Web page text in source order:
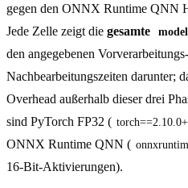
gegen den ONNX Runtime QNN
Jede Zelle zeigt die gesamte
den angegebenen
Nachbearbeitungszeiten darunter;
Overhead außerhalb dieser drei
sind PyTorch FP32 (
ONNX Runtime QNN (
16-Bit-Aktivierungen).